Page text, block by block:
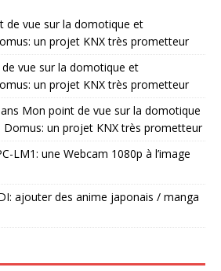
de vue sur la domotique et
un projet KNX très prometteur
vue sur la domotique et
un projet KNX très prometteur
Mon point de vue sur la domotique
un projet KNX très prometteur
LM1: une Webcam 1080p à l’image
ajouter des anime japonais / manga